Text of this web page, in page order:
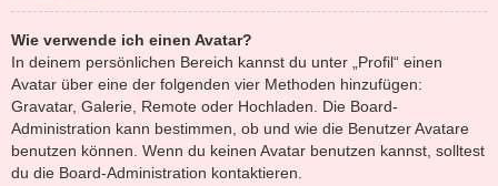
Wie verwende ich einen Avatar?
In deinem persönlichen Bereich kannst du unter „Profil“ einen
Avatar über eine der folgenden vier Methoden hinzufügen:
Gravatar, Galerie, Remote oder Hochladen. Die Board-
Administration kann bestimmen, ob und wie die Benutzer Avatare
benutzen können. Wenn du keinen Avatar benutzen kannst, solltest
du die Board-Administration kontaktieren.